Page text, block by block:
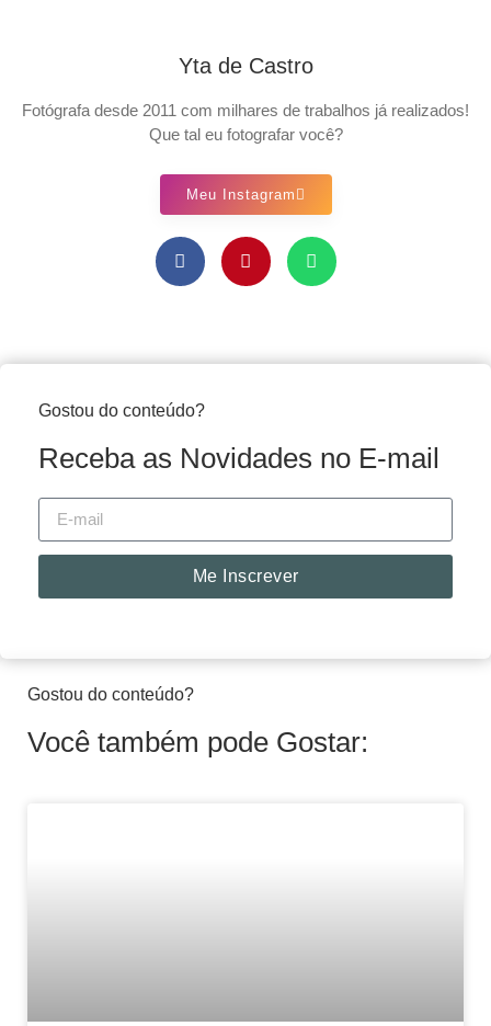
Yta de Castro
Fotógrafa desde 2011 com milhares de trabalhos já realizados!
Que tal eu fotografar você?
Meu Instagram
Gostou do conteúdo?
Receba as Novidades no E-mail
Me Inscrever
Gostou do conteúdo?
Você também pode Gostar: